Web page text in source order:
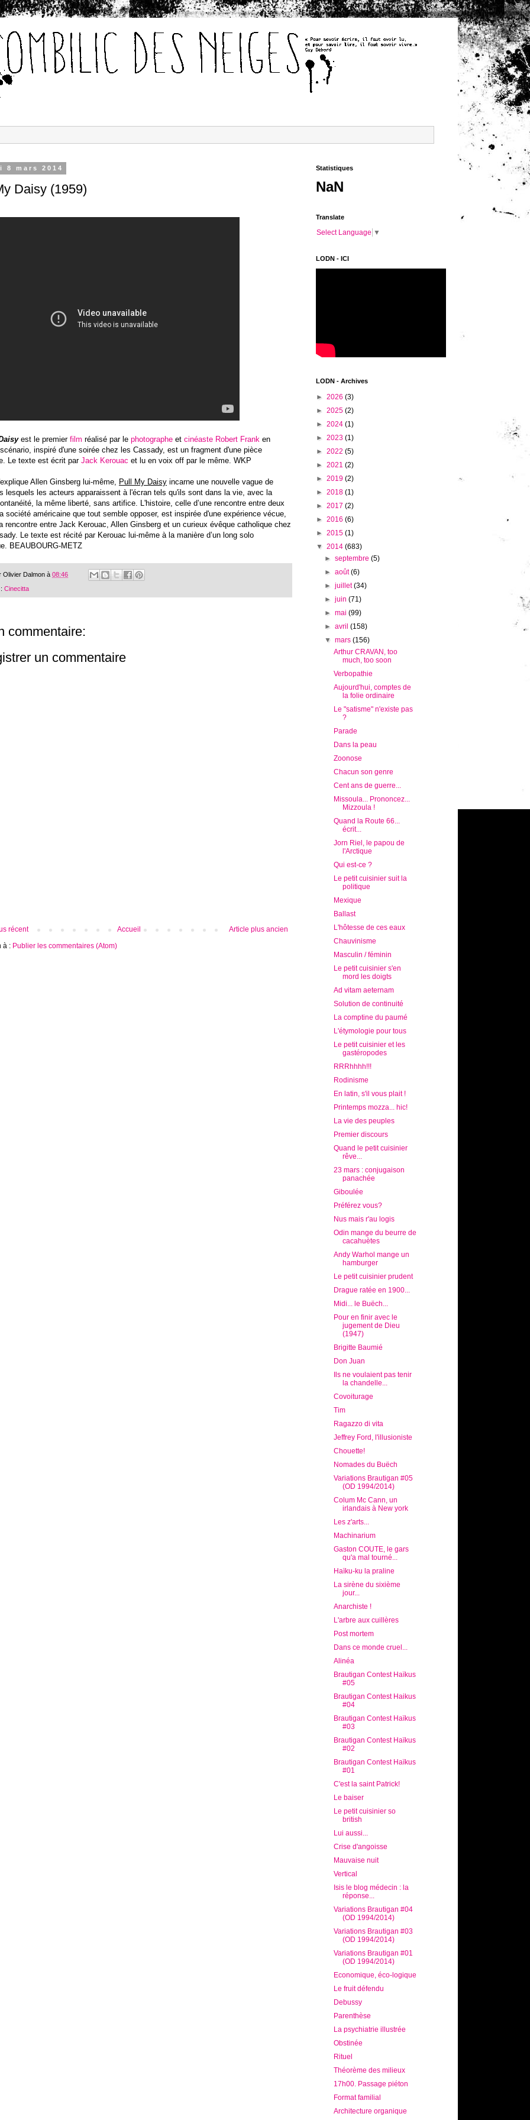
8 mars 2014
Daisy (1959)
est le premier film réalisé par le photographe et cinéaste Robert Frank en
inspiré d'une soirée chez les Cassady, est un fragment d'une pièce
Le texte est écrit par Jack Kerouac et lu en voix off par le même. WKP
Allen Ginsberg lui-même, Pull My Daisy incarne une nouvelle vague de
lesquels les acteurs apparaissent à l'écran tels qu'ils sont dans la vie, avec la
la même liberté, sans artifice. L'histoire, celle d’une rencontre entre deux
société américaine que tout semble opposer, est inspirée d'une expérience vécue,
rencontre entre Jack Kerouac, Allen Ginsberg et un curieux évêque catholique chez
Le texte est récité par Kerouac lui-même à la manière d’un long solo
BEAUBOURG-METZ
Olivier Dalmon à 08:46
Cinecitta
commentaire:
un commentaire
récent Article plus ancien
Accueil
à : Publier les commentaires (Atom)
Statistiques
NaN
Translate
Select Language ▼
LODN - ICI
LODN - Archives
► 2026 (3)
► 2025 (2)
► 2024 (1)
► 2023 (1)
► 2022 (5)
► 2021 (2)
► 2019 (2)
► 2018 (1)
► 2017 (2)
► 2016 (6)
► 2015 (1)
▼ 2014 (683)
►septembre(5)
►août(6)
►juillet(34)
►juin(71)
►mai(99)
►avril(158)
▼mars(156)
Arthur CRAVAN, too
much, too soon
Verbopathie
Aujourd'hui, comptes de
la folie ordinaire
Le "satisme" n'existe pas
?
Parade
Dans la peau
Zoonose
Chacun son genre
Cent ans de guerre...
Missoula... Prononcez...
Mizzoula !
Quand la Route 66...
écrit...
Jorn Riel, le papou de
l'Arctique
Qui est-ce ?
Le petit cuisinier suit la
politique
Mexique
Ballast
L'hôtesse de ces eaux
Chauvinisme
Masculin / féminin
Le petit cuisinier s'en
mord les doigts
Ad vitam aeternam
Solution de continuité
La comptine du paumé
L'étymologie pour tous
Le petit cuisinier et les
gastéropodes
RRRhhhh!!!
Rodinisme
En latin, s'il vous plait !
Printemps mozza... hic!
La vie des peuples
Premier discours
Quand le petit cuisinier
rêve...
23 mars : conjugaison
panachée
Giboulée
Préférez vous?
Nus mais r'au logis
Odin mange du beurre de
cacahuètes
Andy Warhol mange un
hamburger
Le petit cuisinier prudent
Drague ratée en 1900...
Midi... le Buëch...
Pour en finir avec le
jugement de Dieu
(1947)
Brigitte Baumié
Don Juan
Ils ne voulaient pas tenir
la chandelle...
Covoiturage
Tim
Ragazzo di vita
Jeffrey Ford, l'illusioniste
Chouette!
Nomades du Buëch
Variations Brautigan #05
(OD 1994/2014)
Colum Mc Cann, un
irlandais à New york
Les z'arts...
Machinarium
Gaston COUTE, le gars
qu'a mal tourné...
Haïku-ku la praline
La sirène du sixième
jour...
Anarchiste !
L'arbre aux cuillères
Post mortem
Dans ce monde cruel...
Alinéa
Brautigan Contest Haïkus
#05
Brautigan Contest Haikus
#04
Brautigan Contest Haïkus
#03
Brautigan Contest Haïkus
#02
Brautigan Contest Haïkus
#01
C'est la saint Patrick!
Le baiser
Le petit cuisinier so
british
Lui aussi...
Crise d'angoisse
Mauvaise nuit
Vertical
Isis le blog médecin : la
réponse...
Variations Brautigan #04
(OD 1994/2014)
Variations Brautigan #03
(OD 1994/2014)
Variations Brautigan #01
(OD 1994/2014)
Economique, éco-logique
Le fruit défendu
Debussy
Parenthèse
La psychiatrie illustrée
Obstinée
Rituel
Théorème des milieux
17h00. Passage piéton
Format familial
Architecture organique